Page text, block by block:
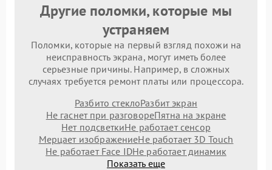
Другие поломки, которые мы
устраняем
Поломки, которые на первый взгляд похожи на
неисправность экрана, могут иметь более
серьезные причины. Например, в сложных
случаях требуется ремонт платы или процессора.
Разбито стеклоРазбит экран
Не гаснет при разговореПятна на экране
Нет подсветкиНе работает сенсор
Мерцает изображениеНе работает 3D Touch
Не работает Face IDНе работает динамик
Показать еще